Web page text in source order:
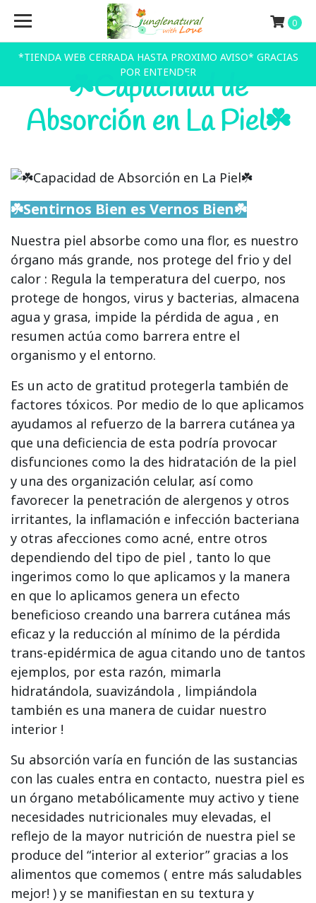
*TIENDA WEB CERRADA HASTA PROXIMO AVISO* GRACIAS
POR ENTENDER
0
☘️Capacidad de
Absorción en La Piel☘️
☘️Sentirnos Bien es Vernos Bien☘️
Nuestra piel absorbe como una flor, es nuestro
órgano más grande, nos protege del frio y del
calor : Regula la temperatura del cuerpo, nos
protege de hongos, virus y bacterias, almacena
agua y grasa, impide la pérdida de agua , en
resumen actúa como barrera entre el
organismo y el entorno.
Es un acto de gratitud protegerla también de
factores tóxicos. Por medio de lo que aplicamos
ayudamos al refuerzo de la barrera cutánea ya
que una deficiencia de esta podría provocar
disfunciones como la des hidratación de la piel
y una des organización celular, así como
favorecer la penetración de alergenos y otros
irritantes, la inflamación e infección bacteriana
y otras afecciones como acné, entre otros
dependiendo del tipo de piel , tanto lo que
ingerimos como lo que aplicamos y la manera
en que lo aplicamos genera un efecto
beneficioso creando una barrera cutánea más
eficaz y la reducción al mínimo de la pérdida
trans-epidérmica de agua citando uno de tantos
ejemplos, por esta razón, mimarla
hidratándola, suavizándola , limpiándola
también es una manera de cuidar nuestro
interior !
Su absorción varía en función de las sustancias
con las cuales entra en contacto, nuestra piel es
un órgano metabólicamente muy activo y tiene
necesidades nutricionales muy elevadas, el
reflejo de la mayor nutrición de nuestra piel se
produce del “interior al exterior” gracias a los
alimentos que comemos ( entre más saludables
mejor! ) y se manifiestan en su textura y